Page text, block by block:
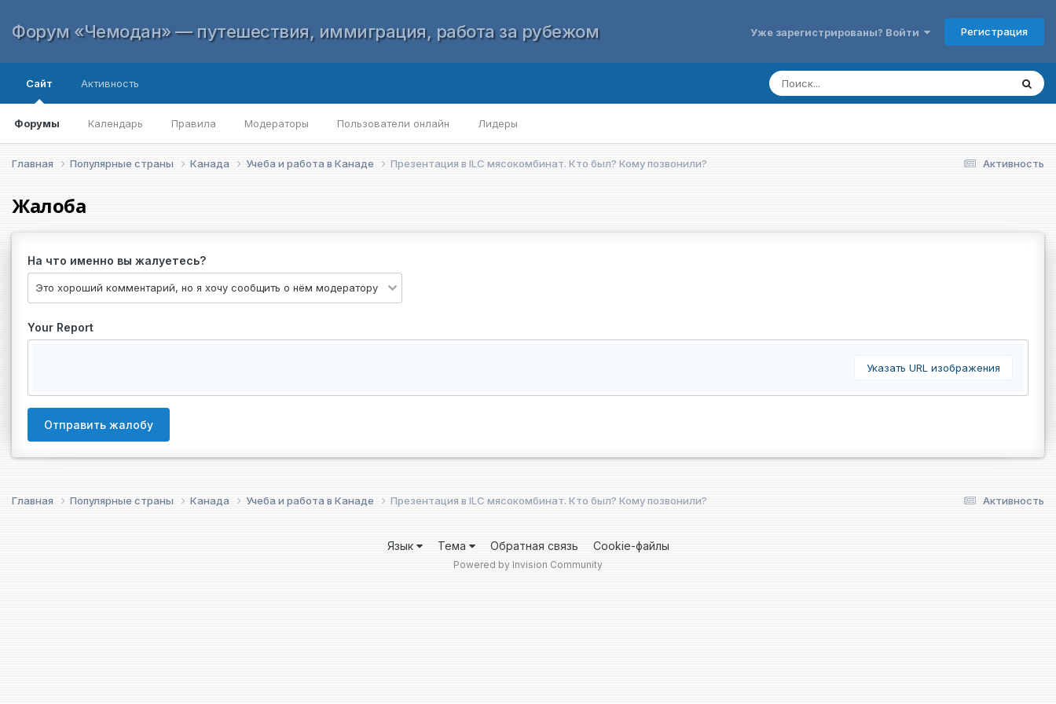
Форум «Чемодан» — путешествия, иммиграция, работа за рубежом Уже зарегистрированы? Войти Регистрация
Сайт
Форумы Календарь Правила Модераторы Пользователи онлайн Лидеры
Активность
Активность
Главная Популярные страны Канада Учеба и работа в Канаде Презентация в ILC мясокомбинат. Кто был? Кому позвонили?
Жалоба
На что именно вы жалуетесь?
Your Report
Указать URL изображения
Отправить жалобу
Активность
Главная Популярные страны Канада Учеба и работа в Канаде Презентация в ILC мясокомбинат. Кто был? Кому позвонили?
Язык Тема Обратная связь Cookie-файлы
Powered by Invision Community